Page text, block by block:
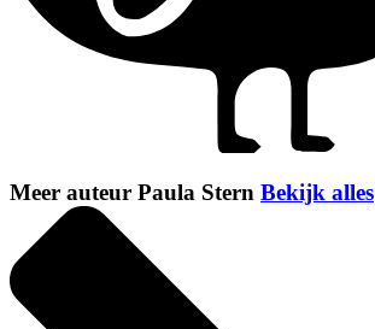
Meer auteur Paula Stern Bekijk alles